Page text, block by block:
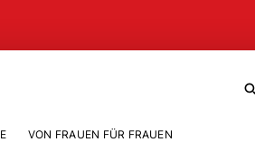
VON FRAUEN FÜR FRAUEN